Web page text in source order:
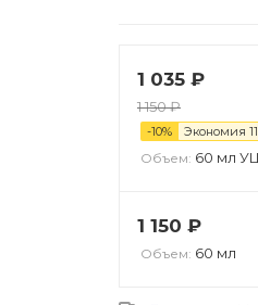
1 035 ₽
1 150₽
-10% Экономия
Объем: 60 мл
1 150 ₽
Объем: 60 мл